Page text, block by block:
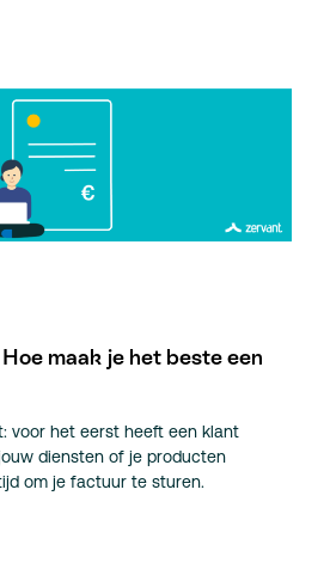
maak je het beste een
voor het eerst heeft een klant
diensten of je producten
om je factuur te sturen.